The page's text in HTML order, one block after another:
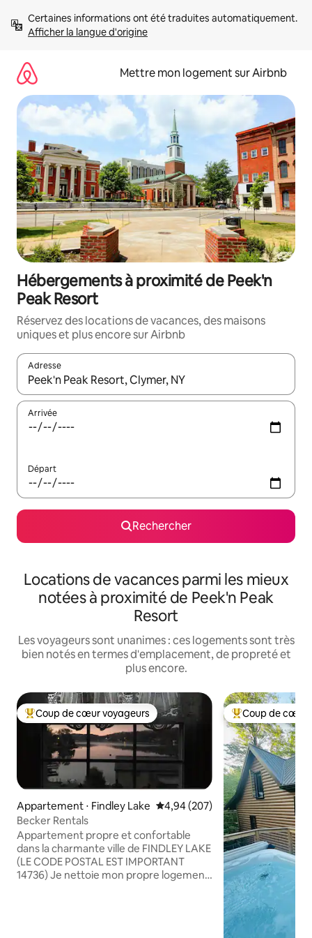
directement
Afficher la langue d'origine
Mettre mon logement sur Airbnb
Hébergements à proximité de Peek'n
Peak Resort
Réservez des locations de vacances, des maisons
uniques et plus encore sur Airbnb
Adresse
Lorsque les résultats s'affichent, utilisez les flèches vers le
Arrivée
Départ
Rechercher
Locations de vacances parmi les mieux
notées à proximité de Peek'n Peak
Resort
Les voyageurs sont unanimes : ces logements sont très
bien notés en termes d'emplacement, de propreté et
plus encore.
Coups de cœur voyageurs les plus appréciés
Coup de cœur voyageurs
Appartement ⋅ Findley Lake Évaluation moyenne sur la
4,94 (207)
Becker Rentals
Appartement propre et confortable
dans la charmante ville de FINDLEY LAKE
(LE CODE POSTAL EST IMPORTANT
14736) Je nettoie mon propre logement
Coups de cœur
Coup de cœur